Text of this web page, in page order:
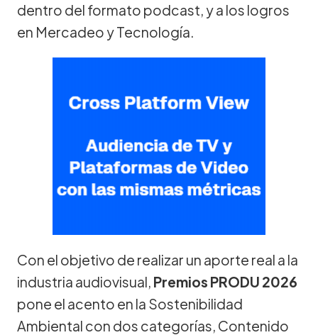
dentro del formato podcast, y a los logros
en Mercadeo y Tecnología.
Con el objetivo de realizar un aporte real a la
industria audiovisual, Premios PRODU 2026
pone el acento en la Sostenibilidad
Ambiental con dos categorías, Contenido